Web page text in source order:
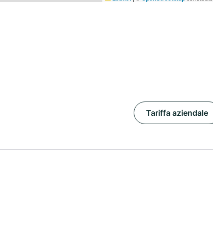
Tariffa aziendale